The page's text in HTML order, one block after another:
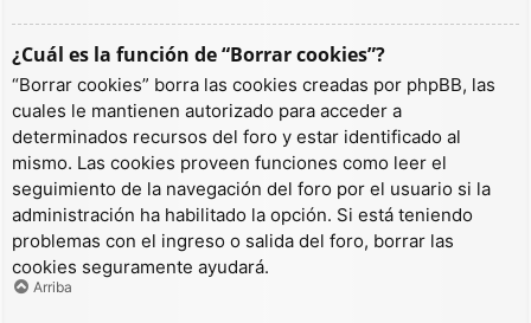
¿Cuál es la función de “Borrar cookies”?
“Borrar cookies” borra las cookies creadas por phpBB, las
cuales le mantienen autorizado para acceder a
determinados recursos del foro y estar identificado al
mismo. Las cookies proveen funciones como leer el
seguimiento de la navegación del foro por el usuario si la
administración ha habilitado la opción. Si está teniendo
problemas con el ingreso o salida del foro, borrar las
cookies seguramente ayudará.
Arriba